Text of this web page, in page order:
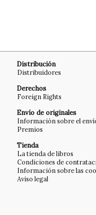
Distribución
Distribuidores
Derechos
Foreign Rights
Envío de originales
Información sobre el
Premios
Tienda
La tienda de libros
Condiciones de
Información sobre las
Aviso legal